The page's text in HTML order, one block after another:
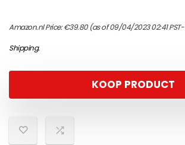
Amazon.nl Price:€39.80(as of 09/04/2023 02:41 PST-
Shipping.
KOOP PRODUCT